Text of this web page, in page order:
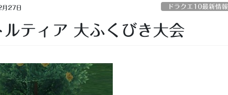
27日 ドラクエ10最新情報
ティア 大ふくびき大会